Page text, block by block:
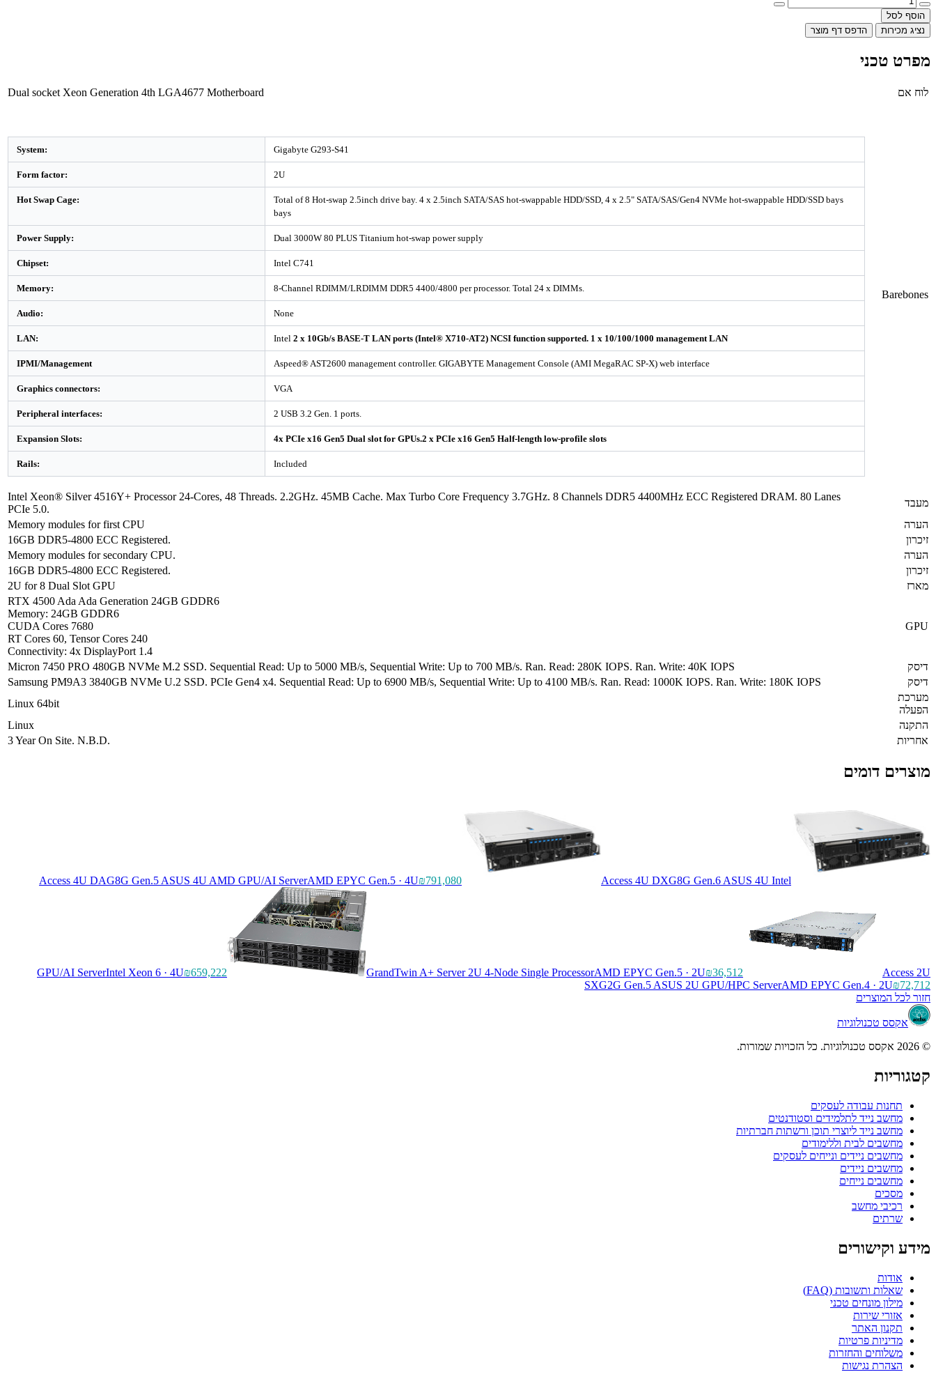
הוסף לסל
נציג מכירות
הדפס דף מוצר
מפרט טכני
לוח אם Dual socket Xeon Generation 4th LGA4677 Motherboard
Barebones
System: Gigabyte G293-S41
Form factor: 2U
Hot Swap Cage:
Total of 8 Hot-swap 2.5inch drive bay. 4 x 2.5inch SATA/SAS hot-swappable HDD/SSD, 4 x 2.5" SATA/SAS/Gen4 NVMe hot-swappable HDD/SSD bays
bays
Power Supply: Dual 3000W 80 PLUS Titanium hot-swap power supply
Chipset: Intel C741
Memory: 8-Channel RDIMM/LRDIMM DDR5 4400/4800 per processor. Total 24 x DIMMs.
Audio: None
LAN: Intel 2 x 10Gb/s BASE-T LAN ports (Intel® X710-AT2) NCSI function supported. 1 x 10/100/1000 management LAN
IPMI/Management Aspeed® AST2600 management controller. GIGABYTE Management Console (AMI MegaRAC SP-X) web interface
Graphics connectors: VGA
Peripheral interfaces: 2 USB 3.2 Gen. 1 ports.
Expansion Slots: 4x PCIe x16 Gen5 Dual slot for GPUs.2 x PCIe x16 Gen5 Half-length low-profile slots
Rails: Included
מעבד
Intel Xeon® Silver 4516Y+ Processor 24-Cores, 48 Threads. 2.2GHz. 45MB Cache. Max Turbo Core Frequency 3.7GHz. 8 Channels DDR5 4400MHz ECC Registered DRAM. 80 Lanes
PCIe 5.0.
הערה
Memory modules for first CPU
זיכרון
16GB DDR5-4800 ECC Registered.
הערה
Memory modules for secondary CPU.
זיכרון
16GB DDR5-4800 ECC Registered.
מארז
2U for 8 Dual Slot GPU
GPU
RTX 4500 Ada Ada Generation 24GB GDDR6
Memory: 24GB GDDR6
CUDA Cores 7680
RT Cores 60, Tensor Cores 240
Connectivity: 4x DisplayPort 1.4
דיסק
Micron 7450 PRO 480GB NVMe M.2 SSD. Sequential Read: Up to 5000 MB/s, Sequential Write: Up to 700 MB/s. Ran. Read: 280K IOPS. Ran. Write: 40K IOPS
דיסק
Samsung PM9A3 3840GB NVMe U.2 SSD. PCIe Gen4 x4. Sequential Read: Up to 6900 MB/s, Sequential Write: Up to 4100 MB/s. Ran. Read: 1000K IOPS. Ran. Write: 180K IOPS
מערכת
הפעלה
Linux 64bit
התקנה
Linux
אחריות
3 Year On Site. N.B.D.
מוצרים דומים
Access 4U DAG8G Gen.5 ASUS 4U AMD GPU/AI ServerAMD EPYC Gen.5 · 4U₪791,080 Access 4U DXG8G Gen.6 ASUS 4U Intel
GPU/AI ServerIntel Xeon 6 · 4U₪659,222 GrandTwin A+ Server 2U 4-Node Single ProcessorAMD EPYC Gen.5 · 2U₪36,512
Access 2U
SXG2G Gen.5 ASUS 2U GPU/HPC ServerAMD EPYC Gen.4 · 2U₪72,712
חזור לכל המוצרים
אקסס טכנולוגיות
© 2026 אקסס טכנולוגיות. כל הזכויות שמורות.
קטגוריות
תחנות עבודה לעסקים
מחשב נייד לתלמידים וסטודנטים
מחשב נייד ליוצרי תוכן ורשתות חברתיות
מחשבים לבית וללימודים
מחשבים ניידים ונייחים לעסקים
מחשבים ניידים
מחשבים נייחים
מסכים
רכיבי מחשב
שרתים
מידע וקישורים
אודות
שאלות ותשובות (FAQ)
מילון מונחים טכני
אזורי שירות
תקנון האתר
מדיניות פרטיות
משלוחים והחזרות
הצהרת נגישות